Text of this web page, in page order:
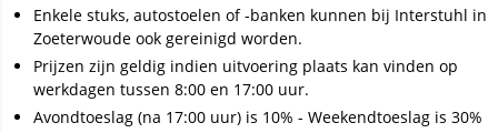
Enkele stuks, autostoelen of -banken kunnen bij Interstuhl in
Zoeterwoude ook gereinigd worden.
Prijzen zijn geldig indien uitvoering plaats kan vinden op
werkdagen tussen 8:00 en 17:00 uur.
Avondtoeslag (na 17:00 uur) is 10% - Weekendtoeslag is 30%